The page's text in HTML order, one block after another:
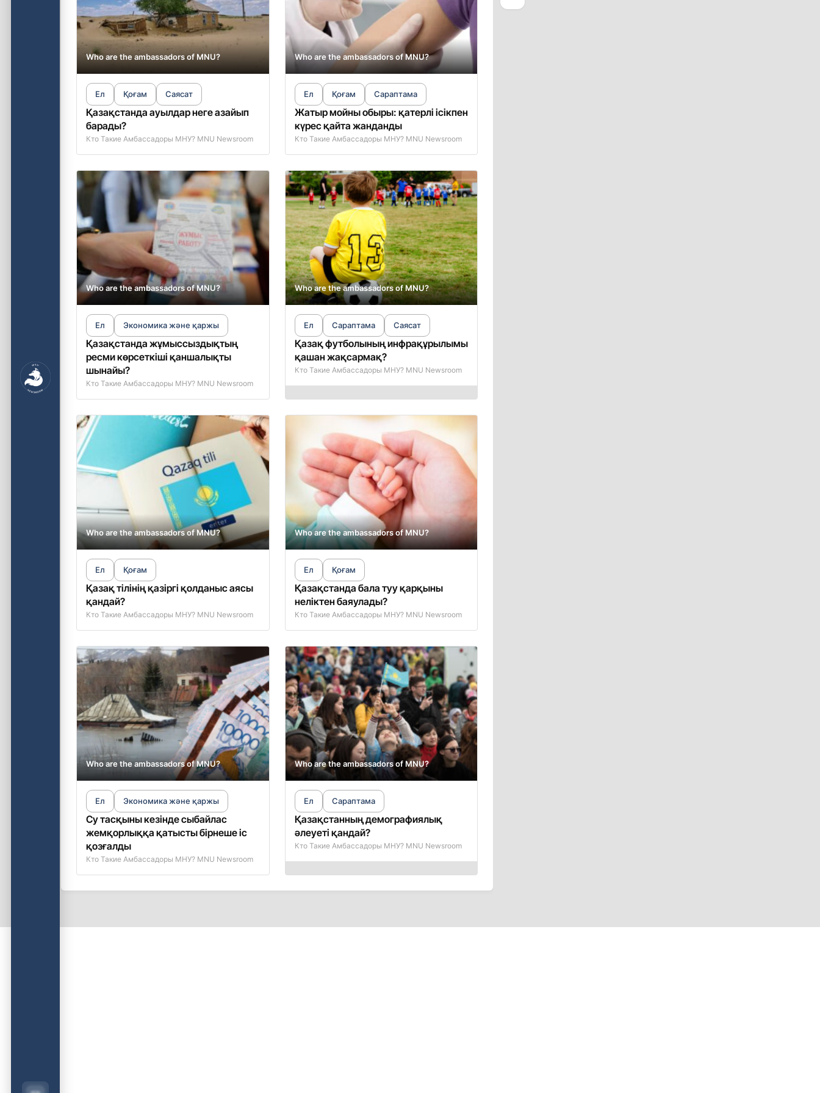
Who are the ambassadors of MNU?
Ел Қоғам Саясат
Қазақстанда ауылдар неге азайып
барады?
Кто Такие Амбассадоры МНУ? MNU Newsroom
Who are the ambassadors of MNU?
Ел Қоғам Сараптама
Жатыр мойны обыры: қатерлі ісікпен
күрес қайта жанданды
Кто Такие Амбассадоры МНУ? MNU Newsroom
Who are the ambassadors of MNU?
Ел Экономика және қаржы
Қазақстанда жұмыссыздықтың
ресми көрсеткіші қаншалықты
шынайы?
Кто Такие Амбассадоры МНУ? MNU Newsroom
Who are the ambassadors of MNU?
Ел Сараптама Саясат
Қазақ футболының инфрақұрылымы
қашан жақсармақ?
Кто Такие Амбассадоры МНУ? MNU Newsroom
Who are the ambassadors of MNU?
Ел Қоғам
Қазақ тілінің қазіргі қолданыс аясы
қандай?
Кто Такие Амбассадоры МНУ? MNU Newsroom
Who are the ambassadors of MNU?
Ел Қоғам
Қазақстанда бала туу қарқыны
неліктен баяулады?
Кто Такие Амбассадоры МНУ? MNU Newsroom
Who are the ambassadors of MNU?
Ел Экономика және қаржы
Су тасқыны кезінде сыбайлас
жемқорлыққа қатысты бірнеше іс
қозғалды
Кто Такие Амбассадоры МНУ? MNU Newsroom
Who are the ambassadors of MNU?
Ел Сараптама
Қазақстанның демографиялық
әлеуеті қандай?
Кто Такие Амбассадоры МНУ? MNU Newsroom